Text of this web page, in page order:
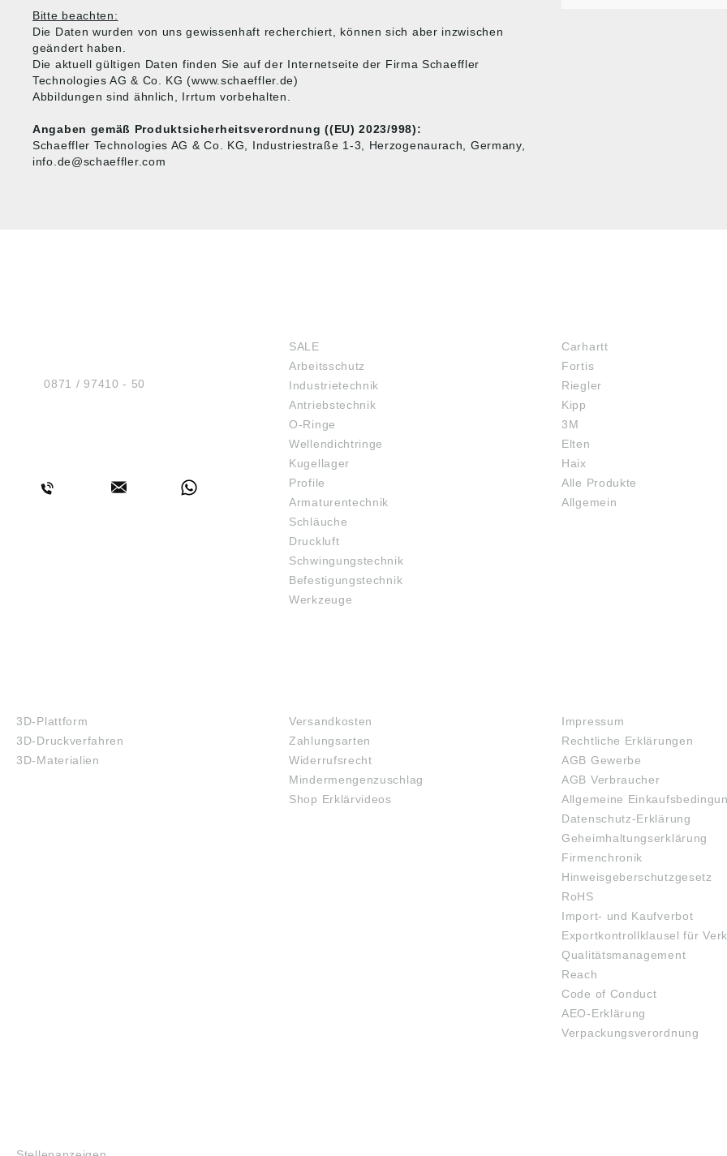
Bitte beachten:
Die Daten wurden von uns gewissenhaft recherchiert, können sich aber inzwischen
geändert haben.
Die aktuell gültigen Daten finden Sie auf der Internetseite der Firma Schaeffler
Technologies AG & Co. KG (www.schaeffler.de)
Abbildungen sind ähnlich, Irrtum vorbehalten.
Angaben gemäß Produktsicherheitsverordnung ((EU) 2023/998):
Schaeffler Technologies AG & Co. KG, Industriestraße 1-3, Herzogenaurach, Germany,
info.de@schaeffler.com
Tel.:0871 / 97410 - 50
SALE
Arbeitsschutz
Industrietechnik
Antriebstechnik
O-Ringe
Wellendichtringe
Kugellager
Profile
Armaturentechnik
Schläuche
Druckluft
Schwingungstechnik
Befestigungstechnik
Werkzeuge
Carhartt
Fortis
Riegler
Kipp
3M
Elten
Haix
Alle Produkte
Allgemein
3D-Plattform
3D-Druckverfahren
3D-Materialien
Versandkosten
Zahlungsarten
Widerrufsrecht
Mindermengenzuschlag
Shop Erklärvideos
Impressum
Rechtliche Erklärungen
AGB Gewerbe
AGB Verbraucher
Allgemeine
Datenschutz-Erklärung
Geheimhaltungserklärung
Firmenchronik
Hinweisgeberschutzgesetz
RoHS
Import- und Kaufverbot
Exportkontrollklausel für
Qualitätsmanagement
Reach
Code of Conduct
AEO-Erklärung
Verpackungsverordnung